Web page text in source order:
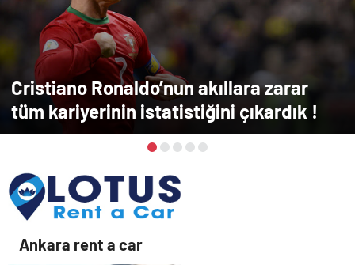
Cristiano Ronaldo’nun akıllara zarar
tüm kariyerinin istatistiğini çıkardık !
Ankara rent a car